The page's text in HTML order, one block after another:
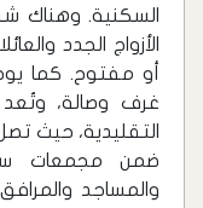
الأزواج الجدد
غرف وصالة، وتُعد
ضمن مجمعات